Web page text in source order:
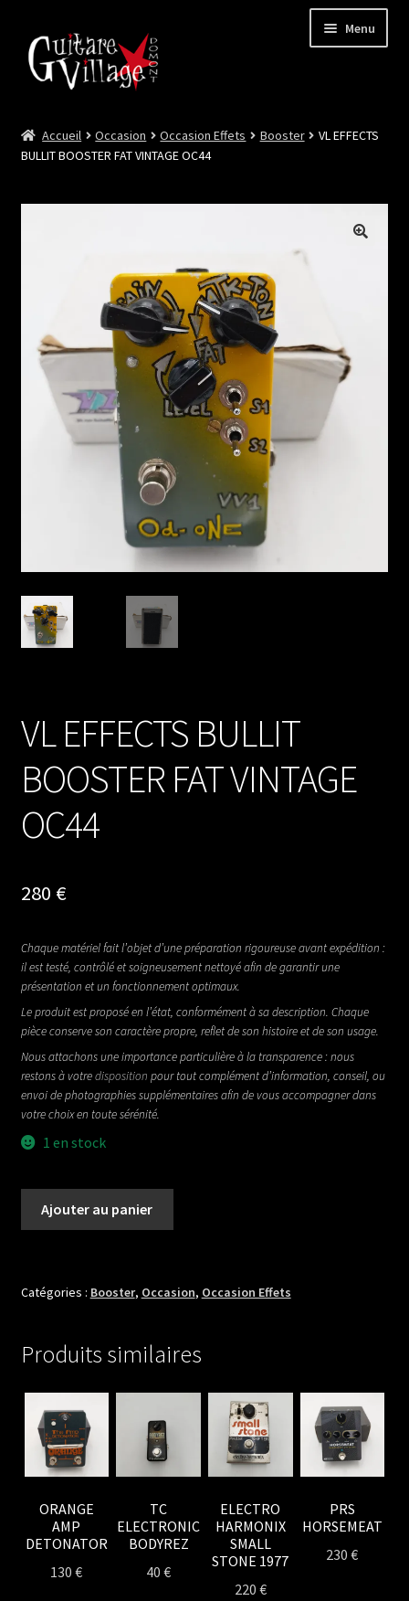
Menu
Neuf
le
enfant
Les Videos
Contact
Accueil Occasion Occasion Effets Booster
VL EFFECTS
BULLIT BOOSTER FAT VINTAGE OC44
VL EFFECTS BULLIT
BOOSTER FAT VINTAGE
OC44
280 €
Chaque matériel fait l’objet d’une préparation rigoureuse avant expédition :
il est testé, contrôlé et soigneusement nettoyé afin de garantir une
présentation et un fonctionnement optimaux.
Le produit est proposé en l’état, conformément à sa description. Chaque
pièce conserve son caractère propre, reflet de son histoire et de son usage.
Nous attachons une importance particulière à la transparence : nous
restons à votredisposition pour tout complément d’information, conseil, ou
envoi de photographies supplémentaires afin de vous accompagner dans
votre choix en toute sérénité.
1 en stock
BULLIT
VINTAGE
Ajouter au panier
Catégories : Booster, Occasion, Occasion Effets
Produits similaires
ORANGE
AMP
DETONATOR
130€
TC
ELECTRONIC
BODYREZ
40€
ELECTRO
HARMONIX
SMALL
STONE 1977
220 €
PRS
HORSEMEAT
230€